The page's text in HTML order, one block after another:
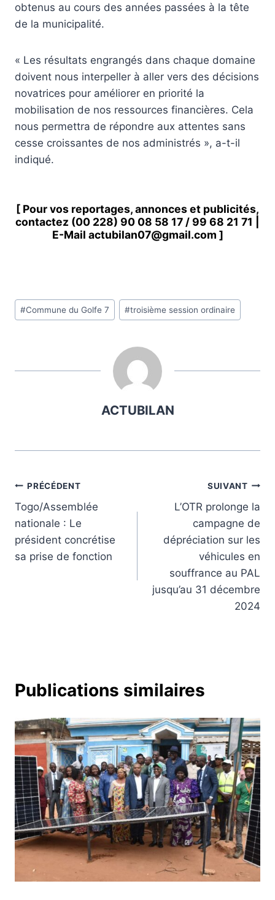
obtenus au cours des années passées à la tête
de la municipalité.
« Les résultats engrangés dans chaque domaine
doivent nous interpeller à aller vers des décisions
novatrices pour améliorer en priorité la
mobilisation de nos ressources financières. Cela
nous permettra de répondre aux attentes sans
cesse croissantes de nos administrés », a-t-il
indiqué.
[ Pour vos reportages, annonces et publicités,
contactez (00 228) 90 08 58 17 / 99 68 21 71
E-Mail actubilan07@gmail.com ]
Étiquettes
de
#Commune du Golfe 7 #troisième session ordinaire
ACTUBILAN
Navigation
de
l’article
PRÉCÉDENT
Togo/Assemblée
nationale : Le
président concrétise
sa prise de fonction
SUIVANT
L’OTR prolonge la
campagne de
dépréciation sur les
véhicules en
souffrance au PAL
jusqu’au 31 décembre
2024
Publications similaires